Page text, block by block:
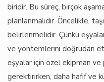
biridir. Bu süreç, birçok
planlanmalıdır. Öncelikle,
belirlenmelidir. Çünkü
ve yöntemlerini doğrudan
eşyalar için özel ekipman
gerektirirken, daha hafif ve